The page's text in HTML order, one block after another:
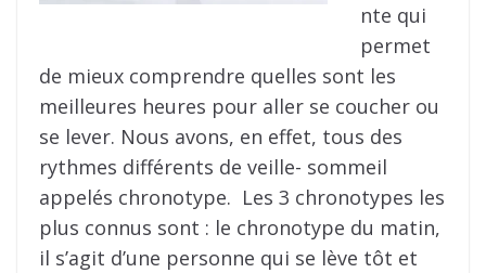
nte qui
permet
de mieux comprendre quelles sont les
meilleures heures pour aller se coucher ou
se lever. Nous avons, en effet, tous des
rythmes différents de veille- sommeil
appelés chronotype. Les 3 chronotypes les
plus connus sont : le chronotype du matin,
il s’agit d’une personne qui se lève tôt et